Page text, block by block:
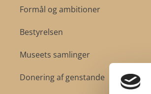
Formål og ambitioner
Bestyrelsen
Museets samlinger
Donering af genstande